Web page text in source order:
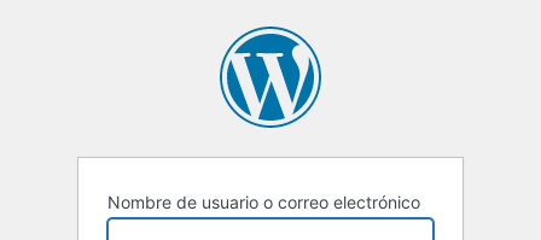
Nombre de usuario o correo electrónico